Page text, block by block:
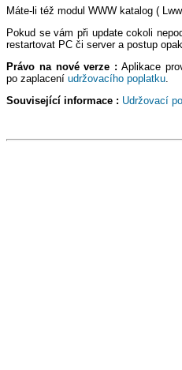
Máte-li též modul WWW katalog (
Pokud se vám při update cokoli
restartovat PC či server a postup
Právo na nové verze : Aplikace
po zaplacení udržovacího poplatku
Související informace : Udržovací